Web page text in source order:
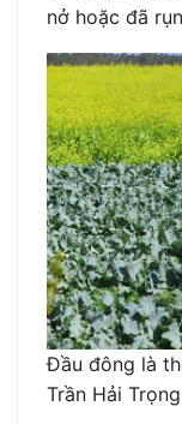
nở hoặc đã
Đầu đông là
Trần Hải Trọng